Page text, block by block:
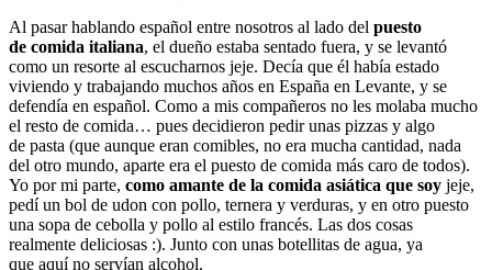
Al pasar hablando español entre nosotros al lado del puesto
de comida italiana, el dueño estaba sentado fuera, y se levantó
como un resorte al escucharnos jeje. Decía que él había estado
viviendo y trabajando muchos años en España en Levante, y se
defendía en español. Como a mis compañeros no les molaba mucho
el resto de comida… pues decidieron pedir unas pizzas y algo
de pasta (que aunque eran comibles, no era mucha cantidad, nada
del otro mundo, aparte era el puesto de comida más caro de todos).
Yo por mi parte, como amante de la comida asiática que soy jeje,
pedí un bol de udon con pollo, ternera y verduras, y en otro puesto
una sopa de cebolla y pollo al estilo francés. Las dos cosas
realmente deliciosas :). Junto con unas botellitas de agua, ya
que aquí no servían alcohol.